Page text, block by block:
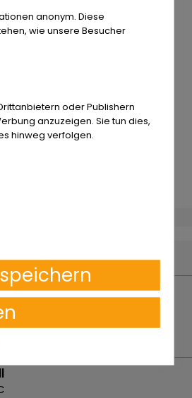
anonym. Diese
wie unsere Besucher
oder Publishern
anzuzeigen. Sie tun dies,
hinweg verfolgen.